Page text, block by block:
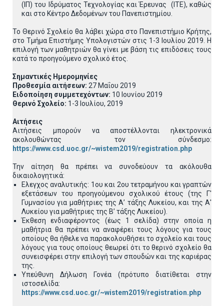
(ΙΠ) του Ιδρύματος Τεχνολογίας και Έρευνας (ΙΤΕ), καθώς
και στο Κέντρο Δεδομένων του Πανεπιστημίου.
Το Θερινό Σχολείο θα λάβει χώρα στο Πανεπιστήμιο Κρήτης,
στο Τμήμα Επιστήμης Υπολογιστών στις 1-3 Ιουλίου 2019. Η
επιλογή των μαθητριών θα γίνει με βάση τις επιδόσεις τους
κατά το προηγούμενο σχολικό έτος.
Σημαντικές Ημερομηνίες
Προθεσμία αιτήσεων: 27 Μαΐου 2019
Ειδοποίηση συμμετεχόντων: 10 Ιουνίου 2019
Θερινό Σχολείο: 1-3 Ιουλίου, 2019
Αιτήσεις
Αιτήσεις μπορούν να αποστέλλονται ηλεκτρονικά
ακολουθώντας τον σύνδεσμο:
https://www.csd.uoc.gr/~wistem2019/registration.php
Την αίτηση θα πρέπει να συνοδεύουν τα ακόλουθα
δικαιολογητικά:
Ελεγχος αναλυτικής: 1ου και 2ου τετραμήνου και γραπτών
εξετάσεων του προηγούμενου σχολικού έτους (της Γ'
Γυμνασίου για μαθήτριες της Α’ τάξης Λυκείου, και της Α'
Λυκείου για μαθήτριες της Β’ τάξης Λυκείου).
Έκθεση ενδιαφέροντος (έως 1 σελίδα) στην οποία η
μαθήτρια θα πρέπει να αναφέρει τους λόγους για τους
οποίους θα ήθελε να παρακολουθήσει το σχολείο και τους
λόγους για τους οποίους θεωρεί ότι το θερινό σχολείο θα
συνεισφέρει στην επιλογή των σπουδών και της καριέρας
της.
Υπεύθυνη Δήλωση Γονέα (πρότυπο διατίθεται στην
ιστοσελίδα:
https://www.csd.uoc.gr/~wistem2019/registration.php